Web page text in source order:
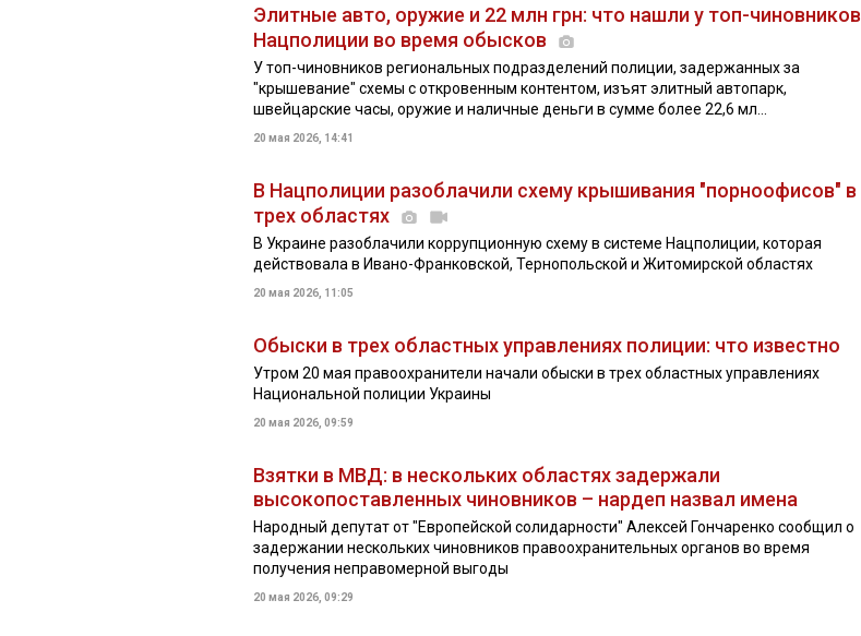
Элитные авто, оружие и 22 млн грн: что нашли у топ-чиновников
Нацполиции во время обысков
У топ-чиновников региональных подразделений полиции, задержанных за
"крышевание" схемы с откровенным контентом, изъят элитный автопарк,
швейцарские часы, оружие и наличные деньги в сумме более 22,6 мл...
20 мая 2026, 14:41
В Нацполиции разоблачили схему крышивания "порноофисов" в
трех областях
В Украине разоблачили коррупционную схему в системе Нацполиции, которая
действовала в Ивано-Франковской, Тернопольской и Житомирской областях
20 мая 2026, 11:05
Обыски в трех областных управлениях полиции: что известно
Утром 20 мая правоохранители начали обыски в трех областных управлениях
Национальной полиции Украины
20 мая 2026, 09:59
Взятки в МВД: в нескольких областях задержали
высокопоставленных чиновников – нардеп назвал имена
Народный депутат от "Европейской солидарности" Алексей Гончаренко сообщил о
задержании нескольких чиновников правоохранительных органов во время
получения неправомерной выгоды
20 мая 2026, 09:29